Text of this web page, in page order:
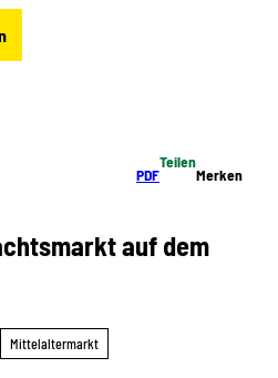
PDF
Teilen
Merken
auf dem
Mittelaltermarkt